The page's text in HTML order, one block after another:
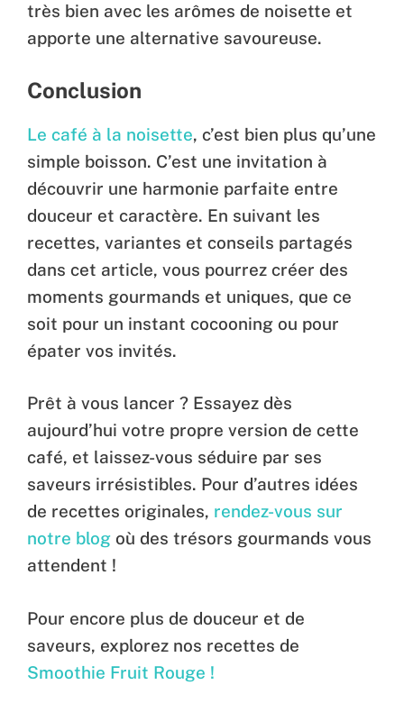
très bien avec les arômes de noisette et
apporte une alternative savoureuse.
Conclusion
Le café à la noisette, c’est bien plus qu’une
simple boisson. C’est une invitation à
découvrir une harmonie parfaite entre
douceur et caractère. En suivant les
recettes, variantes et conseils partagés
dans cet article, vous pourrez créer des
moments gourmands et uniques, que ce
soit pour un instant cocooning ou pour
épater vos invités.
Prêt à vous lancer ? Essayez dès
aujourd’hui votre propre version de cette
café, et laissez-vous séduire par ses
saveurs irrésistibles. Pour d’autres idées
de recettes originales, rendez-vous sur
notre blog où des trésors gourmands vous
attendent !
Pour encore plus de douceur et de
saveurs, explorez nos recettes de
Smoothie Fruit Rouge !